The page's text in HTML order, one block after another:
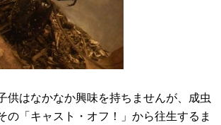
供はなかなか興味を持ちませんが、成虫
の「キャスト・オフ！」から往生するま